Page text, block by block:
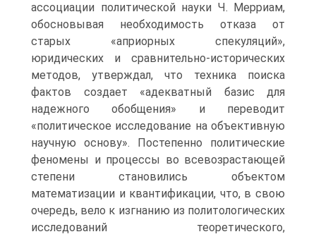
ассоциации политической науки Ч. Мерриам,
обосновывая необходимость отказа от
старых «априорных спекуляций»,
юридических и сравнительно-исторических
методов, утверждал, что техника поиска
фактов создает «адекватный базис для
надежного обобщения» и переводит
«политическое исследование на объективную
научную основу». Постепенно политические
феномены и процессы во всевозрастающей
степени становились объектом
математизации и квантификации, что, в свою
очередь, вело к изгнанию из политологических
исследований теоретического,